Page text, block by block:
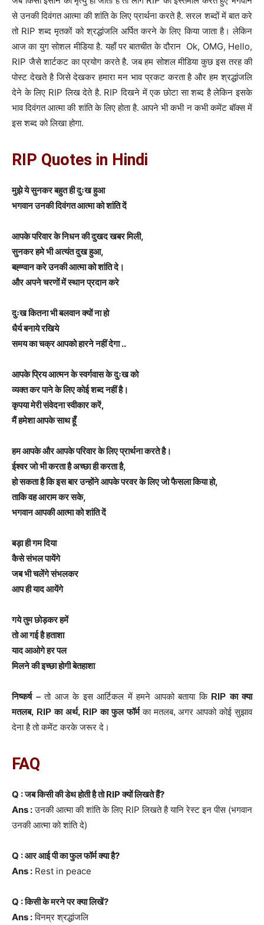
से उनकी दिवंगत आत्मा की शांति के लिए प्रार्थना करते है. सरल शब्दों में बात करे
तो RIP शब्द मृतकों को श्रद्धांजलि अर्पित करने के लिए किया जाता है। लेकिन
आज का युग सोशल मीडिया है. यहाँ पर बातचीत के दौरान Ok, OMG, Hello,
RIP जैसे शार्टकट का प्रयोग करते है. जब हम सोशल मीडिया कुछ इस तरह की
पोस्ट देखते है जिसे देखकर हमारा मन भाव प्रकट करता है और हम श्रद्धांजलि
देने के लिए RIP लिख देते है. RIP दिखने में एक छोटा सा शब्द है लेकिन इसके
भाव दिवंगत आत्मा की शांति के लिए होता है. आपने भी कभी न कभी कमेंट बॉक्स में
इस शब्द को लिखा होगा.
RIP Quotes in Hindi
मुझे ये सुनकर बहुत ही दुःख हुआ
भगवान उनकी दिवंगत आत्मा को शांति दें
आपके परिवार के निधन की दुखद खबर मिली,
सुनकर हमे भी अत्यंत दुख हुआ,
बह्ग्वान करे उनकी आत्मा को शांति दे।
और अपने चरणों में स्थान प्रदान करे
दुःख कितना भी बलवान क्यों ना हो
धैर्य बनाये रखिये
समय का चक्र आपको हारने नहीं देगा ..
आपके प्रिय आत्मन के स्वर्गवास के दुःख को
व्यक्त कर पाने के लिए कोई शब्द नहीं है।
कृपया मेरी संवेदना स्वीकार करें,
मैं हमेशा आपके साथ हूँ
हम आपके और आपके परिवार के लिए प्रार्थना करते है।
ईश्वर जो भी करता है अच्छा ही करता है,
हो सकता है कि इस बार उन्होंने आपके परवर के लिए जो फैसला किया हो,
ताकि वह आराम कर सके,
भगवान आपकी आत्मा को शांति दें
बड़ा ही गम दिया
कैसे संभल पायेंगे
जब भी चलेंगे संभलकर
आप ही याद आयेंगे
गये तुम छोड़कर हमें
तो आ गई है हताशा
याद आओगे हर पल
मिलने की इच्छा होगी बेतहाशा
निष्कर्ष –तो आज के इस आर्टिकल में हमने आपको बताया कि RIP का क्या
मतलब, RIP का अर्थ, RIP का फुल फॉर्मका मतलब, अगर आपको कोई सुझाव
देना है तो कमेंट करके जरूर दे।
FAQ
Q : जब किसी की डेथ होती है तो RIP क्यों लिखते हैं?
Ans :उनकी आत्मा की शांति के लिए RIP लिखते है यानि रेस्ट इन पीस (भगवान
उनकी आत्मा को शांति दे)
Q : आर आई पी का फुल फॉर्म क्या है?
Ans : Rest in peace
Q : किसी के मरने पर क्या लिखें?
Ans :विनम्र श्रद्धांजलि